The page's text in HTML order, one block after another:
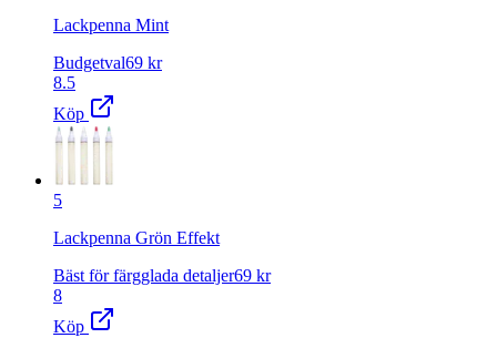
Lackpenna Mint
Budgetval69 kr
8.5
Köp
5
Lackpenna Grön Effekt
Bäst för färgglada detaljer69 kr
8
Köp